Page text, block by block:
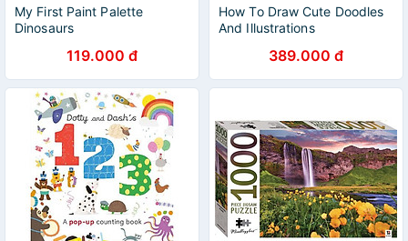
My First Paint Palette
Dinosaurs
119.000 đ
How To Draw Cute Doodles
And Illustrations
389.000 đ